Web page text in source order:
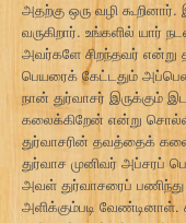
அதற்கு ஒரு வழி
வருகிறார். உங்களில்
அவர்களே சிறந்தவர் என்று
பெயரைக் கேட்டதும்
நான் துர்வாசர் இருக்கும்
கலைக்கிறேன் என்று
துர்வாசரின் தவத்தைக்
துர்வாச முனிவர் அப்சரப்
அவள் துர்வாசரைப்
அளிக்கும்படி